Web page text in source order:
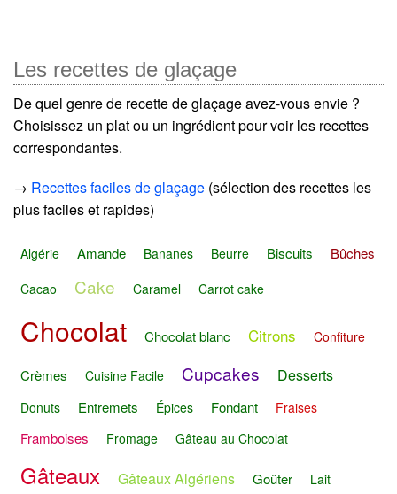
Les recettes de glaçage
De quel genre de recette de glaçage avez-vous envie ?
Choisissez un plat ou un ingrédient pour voir les recettes
correspondantes.
→ Recettes faciles de glaçage (sélection des recettes les
plus faciles et rapides)
Algérie Amande Bananes Beurre Biscuits Bûches
Cacao Cake Caramel Carrot cake
Chocolat Chocolat blanc Citrons Confiture
Crèmes Cuisine Facile Cupcakes Desserts
Donuts Entremets Épices Fondant Fraises
Framboises Fromage Gâteau au Chocolat
Gâteaux Gâteaux Algériens Goûter
Lait